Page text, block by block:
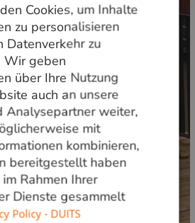
GERMAN
ENGLISH
Cookies, um Inhalte
zu personalisieren
Datenverkehr zu
Wir geben
über Ihre Nutzung
auch an unsere
Analysepartner weiter,
mit
kombinieren,
bereitgestellt haben
Rahmen Ihrer
Dienste gesammelt
Policy - DUITS